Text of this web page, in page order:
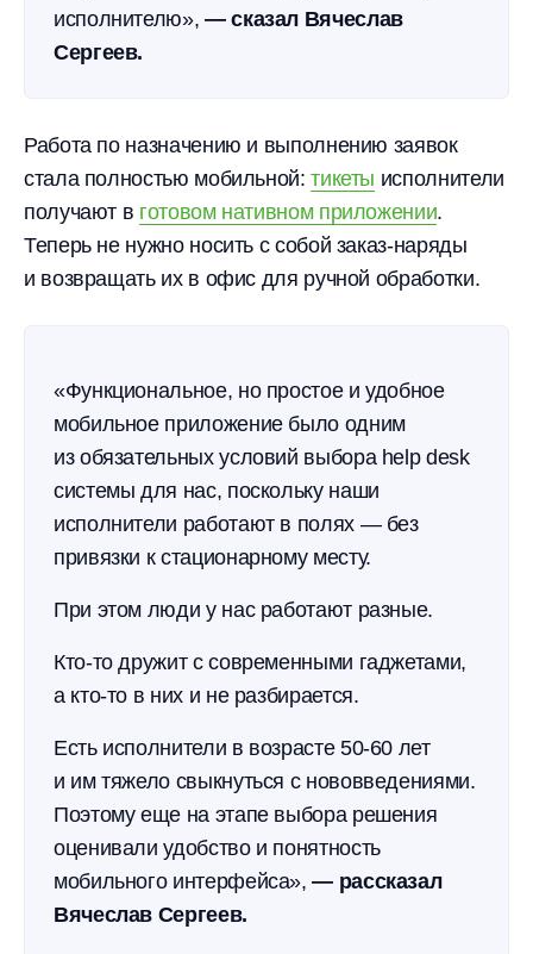
исполнителю», — сказал Вячеслав
Сергеев.
Работа по назначению и выполнению заявок
стала полностью мобильной:тикеты исполнители
получают в готовом нативном приложении.
Теперь не нужно носить с собой заказ-наряды
и возвращать их в офис для ручной обработки.
«Функциональное, но простое и удобное
мобильное приложение было одним
из обязательных условий выбора help desk
системы для нас, поскольку наши
исполнители работают в полях — без
привязки к стационарному месту.
При этом люди у нас работают разные.
Кто-то дружит с современными гаджетами,
а кто-то в них и не разбирается.
Есть исполнители в возрасте 50-60 лет
и им тяжело свыкнуться с нововведениями.
Поэтому еще на этапе выбора решения
оценивали удобство и понятность
мобильного интерфейса»,— рассказал
Вячеслав Сергеев.